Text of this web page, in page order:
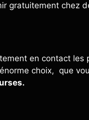
gratuitement chez
en contact
choix, que